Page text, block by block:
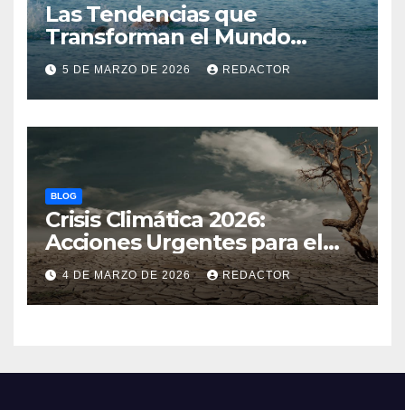
Las Tendencias que
Transforman el Mundo
Atlético
5 DE MARZO DE 2026 REDACTOR
BLOG
Crisis Climática 2026:
Acciones Urgentes para el
Planeta
4 DE MARZO DE 2026 REDACTOR